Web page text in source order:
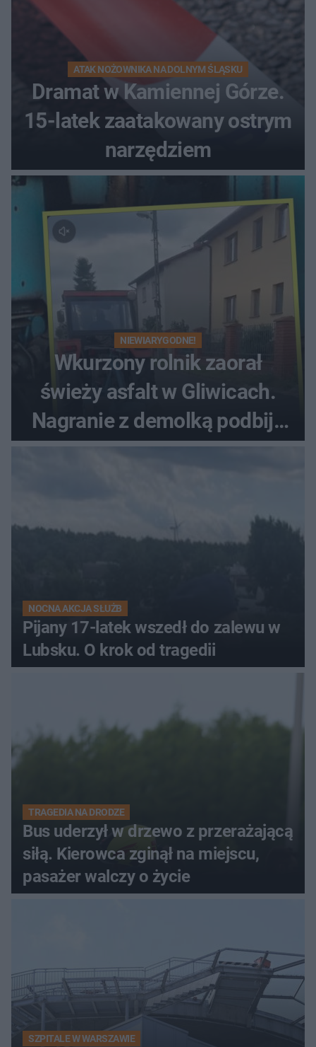
ATAK NOŻOWNIKA NA DOLNYM ŚLĄSKU
Dramat w Kamiennej Górze.
15-latek zaatakowany ostrym
narzędziem
NIEWIARYGODNE!
Wkurzony rolnik zaorał
świeży asfalt w Gliwicach.
Nagranie z demolką podbija
sieć
NOCNA AKCJA SŁUŻB
Pijany 17-latek wszedł do zalewu w
Lubsku. O krok od tragedii
TRAGEDIA NA DRODZE
Bus uderzył w drzewo z przerażającą
siłą. Kierowca zginął na miejscu,
pasażer walczy o życie
SZPITALE W WARSZAWIE